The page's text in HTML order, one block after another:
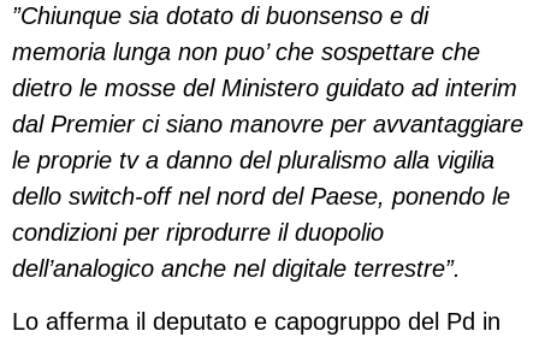
”Chiunque sia dotato di buonsenso e di
memoria lunga non puo’ che sospettare che
dietro le mosse del Ministero guidato ad interim
dal Premier ci siano manovre per avvantaggiare
le proprie tv a danno del pluralismo alla vigilia
dello switch-off nel nord del Paese, ponendo le
condizioni per riprodurre il duopolio
dell’analogico anche nel digitale terrestre”.
Lo afferma il deputato e capogruppo del Pd in